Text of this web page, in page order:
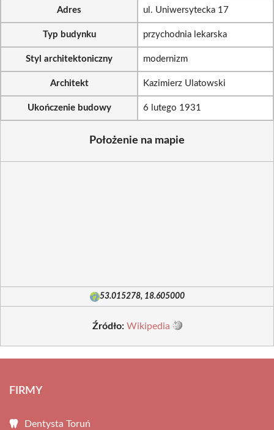
Adres ul. Uniwersytecka 17
Typ budynku przychodnia lekarska
Styl architektoniczny modernizm
Architekt Kazimierz Ulatowski
Ukończenie budowy 6 lutego 1931
Położenie na mapie
53.015278, 18.605000
Źródło: Wikipedia
FIRMY
Dentysta Toruń